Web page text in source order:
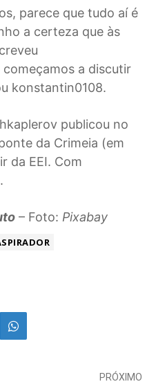
parece que tudo aí é
a certeza que às
começamos a discutir
konstantin0108.
publicou no
da Crimeia (em
da EEI. Com
.
– Foto: Pixabay
PRÓXIMO